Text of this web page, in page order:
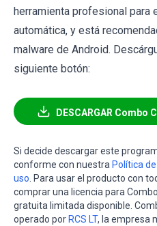
herramienta profesional para
automática, y está
malware de Android.
siguiente botón:
DESCARGAR Combo
Si decide descargar este
conforme con nuestra Política
uso. Para usar el producto con
comprar una licencia para
gratuita limitada disponible.
operado por RCS LT, la empresa